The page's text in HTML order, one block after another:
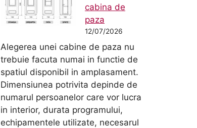
cabina de
paza
12/07/2026
Alegerea unei cabine de paza nu
trebuie facuta numai in functie de
spatiul disponibil in amplasament.
Dimensiunea potrivita depinde de
numarul persoanelor care vor lucra
in interior, durata programului,
echipamentele utilizate, necesarul